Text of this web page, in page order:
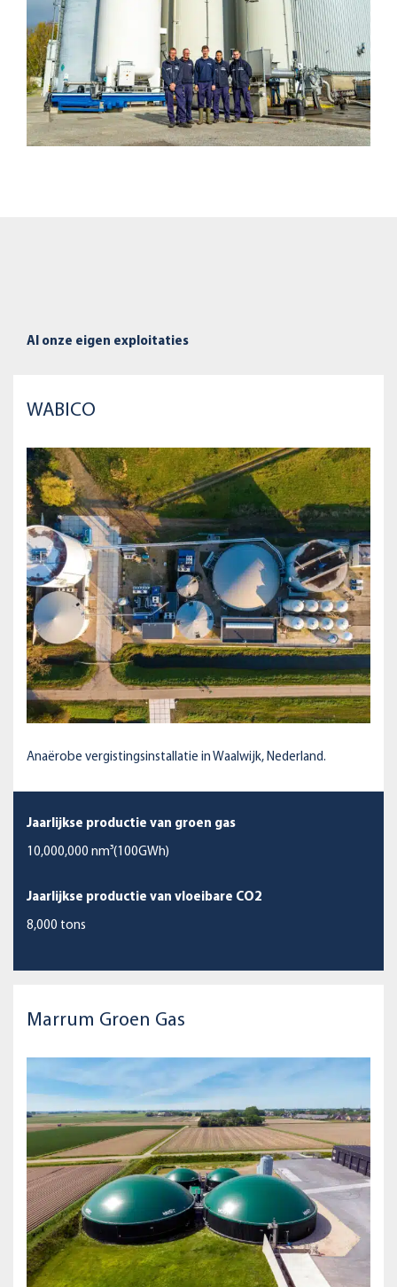
Al onze eigen exploitaties
WABICO
Anaërobe vergistingsinstallatie in Waalwijk, Nederland.
Jaarlijkse productie van groen gas
10,000,000 nm³(100GWh)
Jaarlijkse productie van vloeibare CO2
8,000 tons
Marrum Groen Gas